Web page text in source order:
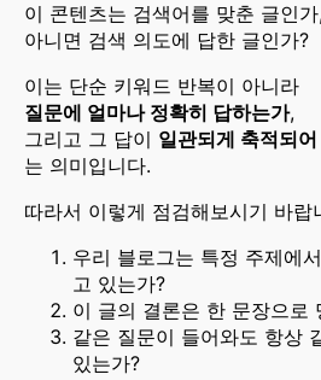
이 콘텐츠는 검색어를 맞춘 글인
아니면 검색 의도에 답한 글인가?
이는 단순 키워드 반복이 아니라
질문에 얼마나 정확히 답하는가,
그리고 그 답이 일관되게 축적되
는 의미입니다.
따라서 이렇게 점검해보시기 바랍
우리 블로그는 특정 주제에
고 있는가?
이 글의 결론은 한 문장으로
같은 질문이 들어와도 항상
있는가?